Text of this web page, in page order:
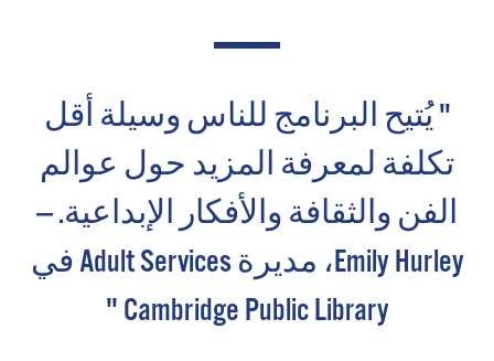
" يُتيح البرنامج للناس وسيلة أقل
تكلفة لمعرفة المزيد حول عوالم
الفن والثقافة والأفكار الإبداعية. —
Emily Hurley، مديرة Adult Services في
Cambridge Public Library "